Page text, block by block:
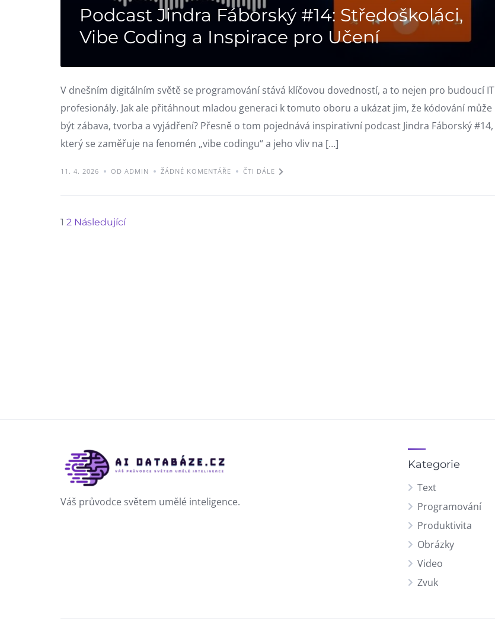
Podcast Jindra Fáborský #14: Středoškoláci,
Vibe Coding a Inspirace pro Učení
V dnešním digitálním světě se programování stává klíčovou dovedností, a to nejen pro budoucí IT
profesionály. Jak ale přitáhnout mladou generaci k tomuto oboru a ukázat jim, že kódování může
být zábava, tvorba a vyjádření? Přesně o tom pojednává inspirativní podcast Jindra Fáborský #14,
který se zaměřuje na fenomén „vibe codingu“ a jeho vliv na […]
11. 4. 2026 OD ADMIN ŽÁDNÉ KOMENTÁŘE ČTI DÁLE
Stránkování
1 2 Následující
Váš průvodce světem umělé inteligence.
Kategorie
Text
Programování
Produktivita
Obrázky
Video
Zvuk